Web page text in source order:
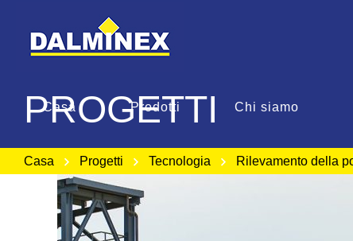
Casa Prodotti Chi siamo
PROGETTI
Casa Progetti Tecnologia Rilevamento della